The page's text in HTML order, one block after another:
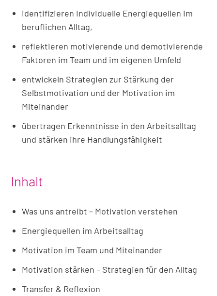
identifizieren individuelle Energiequellen im
beruflichen Alltag,
reflektieren motivierende und demotivierende
Faktoren im Team und im eigenen Umfeld
entwickeln Strategien zur Stärkung der
Selbstmotivation und der Motivation im
Miteinander
übertragen Erkenntnisse in den Arbeitsalltag
und stärken ihre Handlungsfähigkeit
Inhalt
Was uns antreibt – Motivation verstehen
Energiequellen im Arbeitsalltag
Motivation im Team und Miteinander
Motivation stärken – Strategien für den Alltag
Transfer & Reflexion